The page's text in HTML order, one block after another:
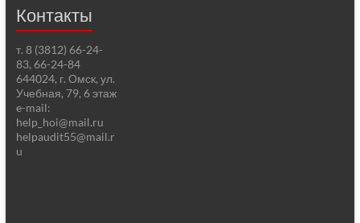
Контакты
т. 8 (3812) 66-24-
83, 66-24-84
644024, г. Омск, ул.
Учебная, 79, 6 этаж
e-mail:
help_hoi@mail.ru
helpaudit55@mail.r
u